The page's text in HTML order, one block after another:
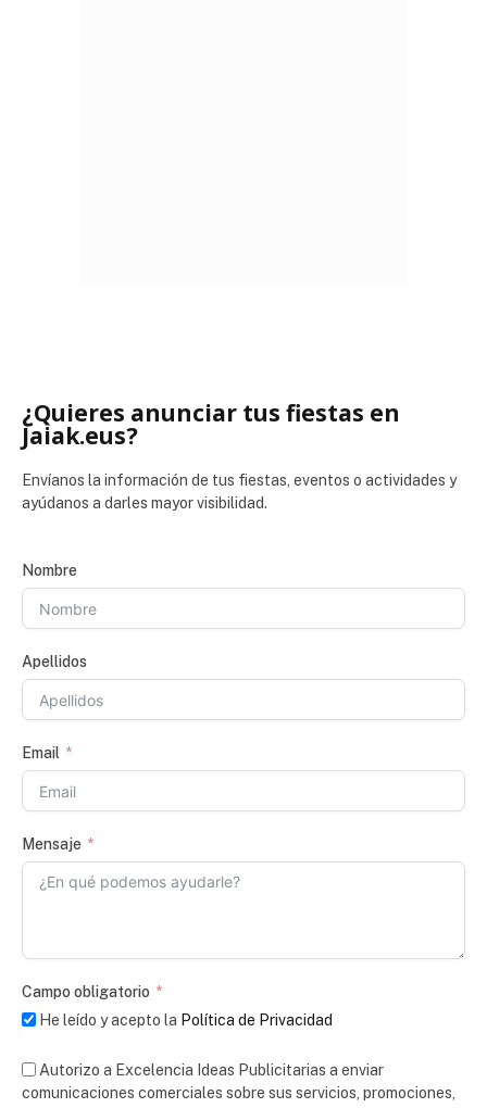
¿Quieres anunciar tus fiestas en
Jaiak.eus?
Envíanos la información de tus fiestas, eventos o actividades y
ayúdanos a darles mayor visibilidad.
Nombre
Apellidos
Email
Mensaje
Campo obligatorio
He leído y acepto la Política de Privacidad
Autorizo a Excelencia Ideas Publicitarias a enviar
comunicaciones comerciales sobre sus servicios, promociones,